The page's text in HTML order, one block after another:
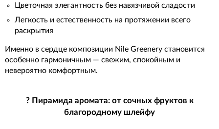
Цветочная элегантность без навязчивой сладости
Легкость и естественность на протяжении всего
раскрытия
Именно в сердце композиции Nile Greenery становится
особенно гармоничным — свежим, спокойным и
невероятно комфортным.
? Пирамида аромата: от сочных фруктов к
благородному шлейфу